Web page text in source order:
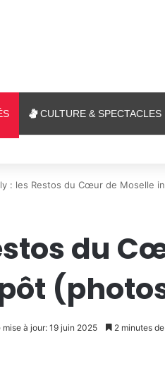
CULTURE & SPECTACLES
1 avant le cinéma plein air au Plan
: les Restos du Cœur de Moselle
du
mise à jour: 19 juin 2025 2 minutes